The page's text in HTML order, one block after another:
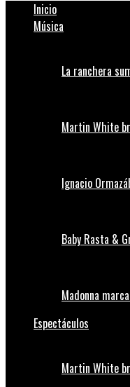
Inicio
Música
La ranchera
Martin White
Ignacio
Baby Rasta &
Madonna
Espectáculos
Martin White